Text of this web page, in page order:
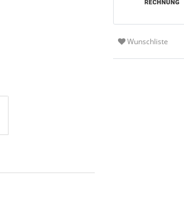
Wunschliste